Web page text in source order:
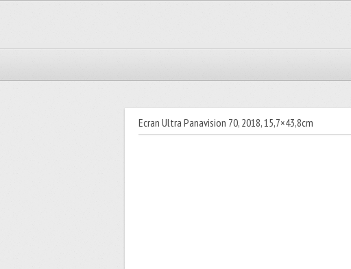
Ecran Ultra Panavision 70, 2018, 15,7×43,8cm